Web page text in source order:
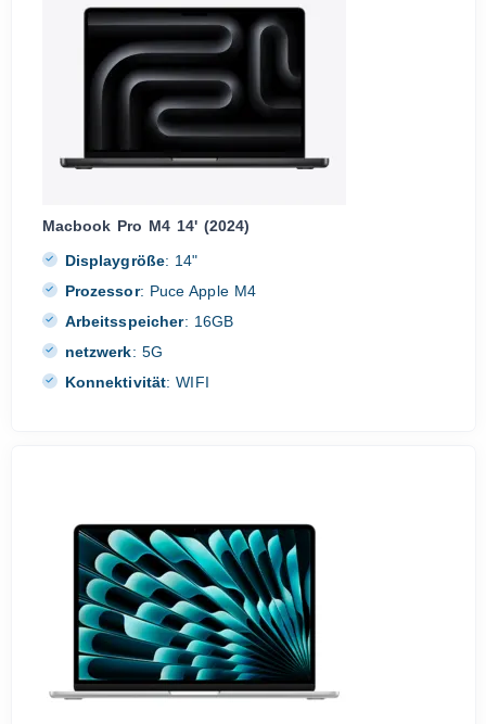
Macbook Pro M4 14' (2024)
Displaygröße: 14"
Prozessor: Puce Apple M4
Arbeitsspeicher: 16GB
netzwerk: 5G
Konnektivität: WIFI